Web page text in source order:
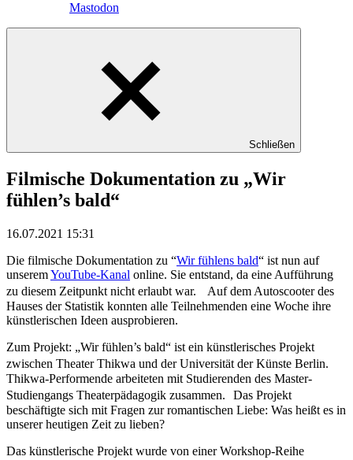
Mastodon
Schließen
Filmische Dokumentation zu „Wir
fühlen’s bald“
16.07.2021 15:31
Die filmische Dokumentation zu “Wir fühlens bald“ ist nun auf
unseremYouTube-Kanal online. Sie entstand, da eine Aufführung
zu diesem Zeitpunkt nicht erlaubt war. Auf dem Autoscooter des
Hauses der Statistik konnten alle Teilnehmenden eine Woche ihre
künstlerischen Ideen ausprobieren.
Zum Projekt: „Wir fühlen’s bald“ ist ein künstlerisches Projekt
zwischen Theater Thikwa und der Universität der Künste Berlin.
Thikwa-Performende arbeiteten mit Studierenden des Master-
Studiengangs Theaterpädagogik zusammen. Das Projekt
beschäftigte sich mit Fragen zur romantischen Liebe: Was heißt es in
unserer heutigen Zeit zu lieben?
Das künstlerische Projekt wurde von einer Workshop-Reihe